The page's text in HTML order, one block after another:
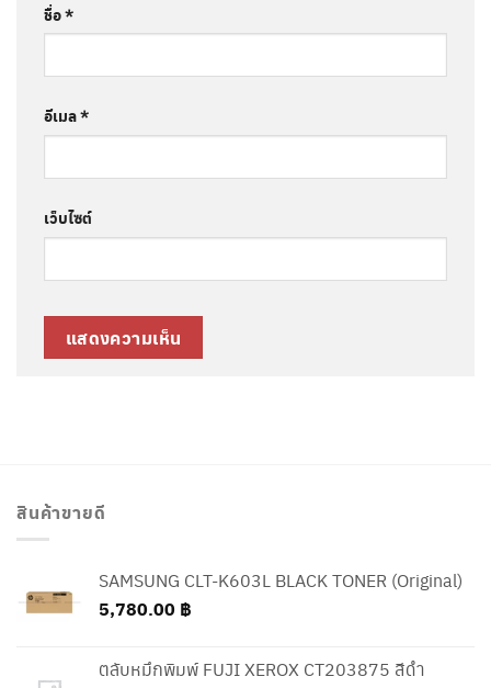
ชื่อ*
อีเมล*
เว็บไซต์
สินค้าขายดี
SAMSUNG CLT-K603L BLACK TONER (Original)
5,780.00 ฿
ตลับหมึกพิมพ์ FUJI XEROX CT203875 สีดำ